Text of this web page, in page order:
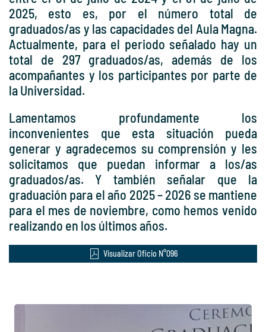
2025, esto es, por el número total de
graduados/as y las capacidades del Aula Magna.
Actualmente, para el periodo señalado hay un
total de 297 graduados/as, además de los
acompañantes y los participantes por parte de
la Universidad.
Lamentamos profundamente los
inconvenientes que esta situación pueda
generar y agradecemos su comprensión y les
solicitamos que puedan informar a los/as
graduados/as. Y también señalar que la
graduación para el año 2025 – 2026 se mantiene
para el mes de noviembre, como hemos venido
realizando en los últimos años.
Visualizar Oficio N°096